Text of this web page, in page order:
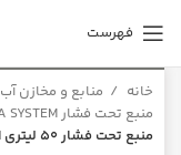
فهرست
خانه منابع و مخازن آب
منبع تحت فشار AQUA SYSTEM آکوا سیستم ایتالیا
منبع تحت فشار 50 لیتری AQUA SYSTEM آکوا سیستم ایتالیا